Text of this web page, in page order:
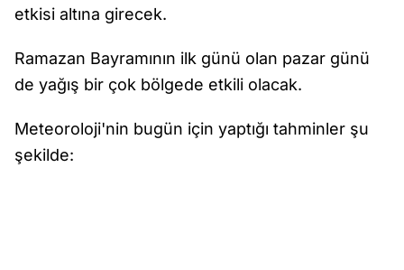
etkisi altına girecek.
Ramazan Bayramının ilk günü olan pazar günü
de yağış bir çok bölgede etkili olacak.
Meteoroloji'nin bugün için yaptığı tahminler şu
şekilde: